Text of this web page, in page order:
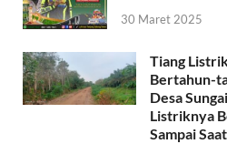
30 Maret 2025
Tiang
Bertahun-
Desa
Listriknya
Sampai